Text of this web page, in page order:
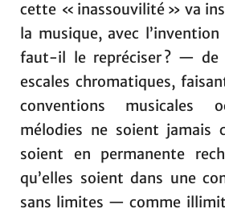
cette « inassouvilité » va
la musique, avec
faut-il le repréciser ? — de
escales chromatiques,
conventions musicales
mélodies ne soient jamais
soient en permanente
qu’elles soient dans une
sans limites — comme